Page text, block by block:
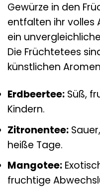
Gewürze in den
entfalten ihr volles
ein
Die Früchtetees
künstlichen
Erdbeertee: Süß,
Kindern.
Zitronentee:
heiße Tage.
Mangotee:
fruchtige